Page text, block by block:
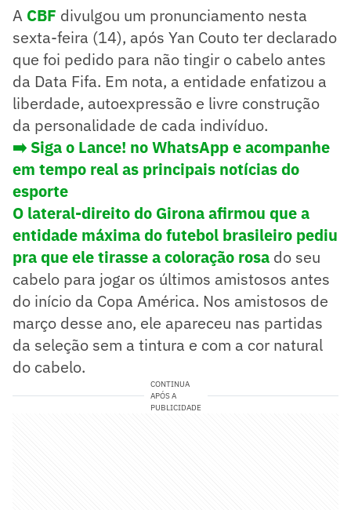
A CBF divulgou um pronunciamento nesta
sexta-feira (14), após Yan Couto ter declarado
que foi pedido para não tingir o cabelo antes
da Data Fifa. Em nota, a entidade enfatizou a
liberdade, autoexpressão e livre construção
da personalidade de cada indivíduo.
➡️ Siga o Lance! no WhatsApp e acompanhe
em tempo real as principais notícias do
esporte
O lateral-direito do Girona afirmou que a
entidade máxima do futebol brasileiro pediu
pra que ele tirasse a coloração rosa do seu
cabelo para jogar os últimos amistosos antes
do início da Copa América. Nos amistosos de
março desse ano, ele apareceu nas partidas
da seleção sem a tintura e com a cor natural
do cabelo.
CONTINUA
APÓS A
PUBLICIDADE